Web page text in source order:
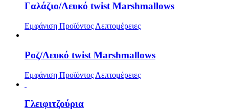
Γαλάζιο/Λευκό twist Marshmallows
Εμφάνιση Προϊόντος Λεπτομέρειες
Ροζ/Λευκό twist Marshmallows
Εμφάνιση Προϊόντος Λεπτομέρειες
Γλειφιτζούρια